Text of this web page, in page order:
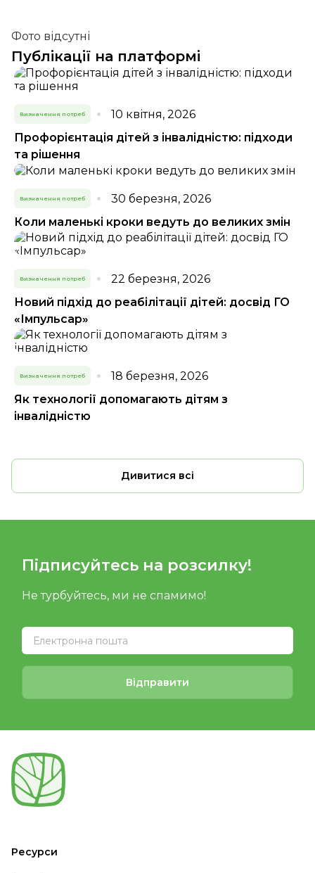
Фото відсутні
Публікації на платформі
Визначення потреб
10 квітня, 2026
Профорієнтація дітей з інвалідністю: підходи
та рішення
Визначення потреб
30 березня, 2026
Коли маленькі кроки ведуть до великих змін
Визначення потреб
22 березня, 2026
Новий підхід до реабілітації дітей: досвід ГО
«Імпульсар»
Визначення потреб
18 березня, 2026
Як технології допомагають дітям з
інвалідністю
Дивитися всі
Підписуйтесь на розсилку!
Не турбуйтесь, ми не спамимо!
Відправити
Ресурси